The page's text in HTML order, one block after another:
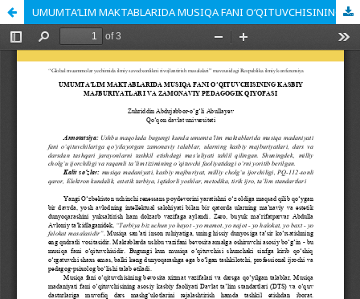
UMUMTAʼLIM MAKTABLARIDA MUSIQA FANI OʻQITUVCHISINING KASBIY MAJBURIYATLARI VA ZAMONAVIY PEDAGOGIK QIYOFASI